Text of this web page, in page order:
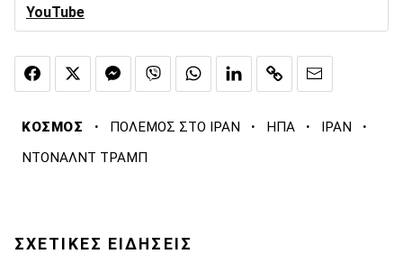
YouTube
ΚΟΣΜΟΣ · ΠΟΛΕΜΟΣ ΣΤΟ ΙΡΑΝ · ΗΠΑ · ΙΡΑΝ ·
ΝΤΟΝΑΛΝΤ ΤΡΑΜΠ
ΣΧΕΤΙΚΕΣ ΕΙΔΗΣΕΙΣ